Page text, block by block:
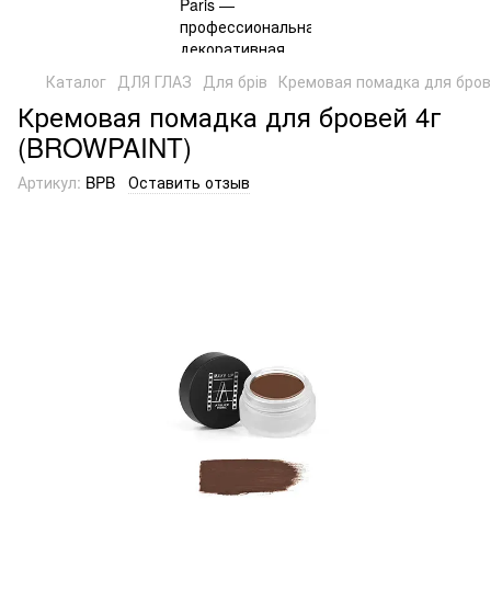
Каталог ДЛЯ ГЛАЗ Для брів Кремовая помадка для
Кремовая помадка для бровей 4г
(BROWPAINT)
Артикул: BPB Оставить отзыв